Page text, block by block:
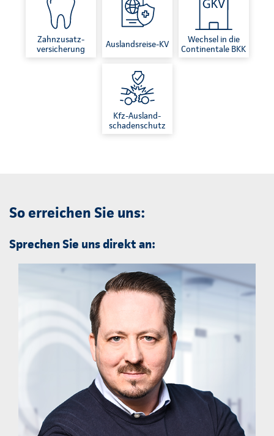
Zahnzusatz-
versicherung
Auslandsreise-KV
Wechsel in die
Continentale BKK
Kfz-Ausland-
schadenschutz
So erreichen Sie uns:
Sprechen Sie uns direkt an: